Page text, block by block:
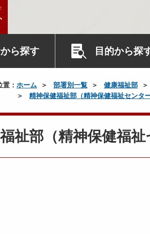
ら探す 目的から探
： ホーム 部署別一覧 健康福祉部
精神保健福祉部（精神保健福祉センタ
祉部（精神保健福